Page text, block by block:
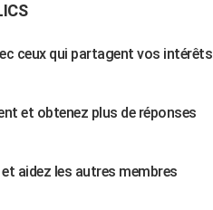
ceux qui partagent vos intérêts
et obtenez plus de réponses
aidez les autres membres